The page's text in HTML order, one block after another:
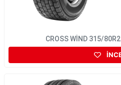
CROSS WİND 315/